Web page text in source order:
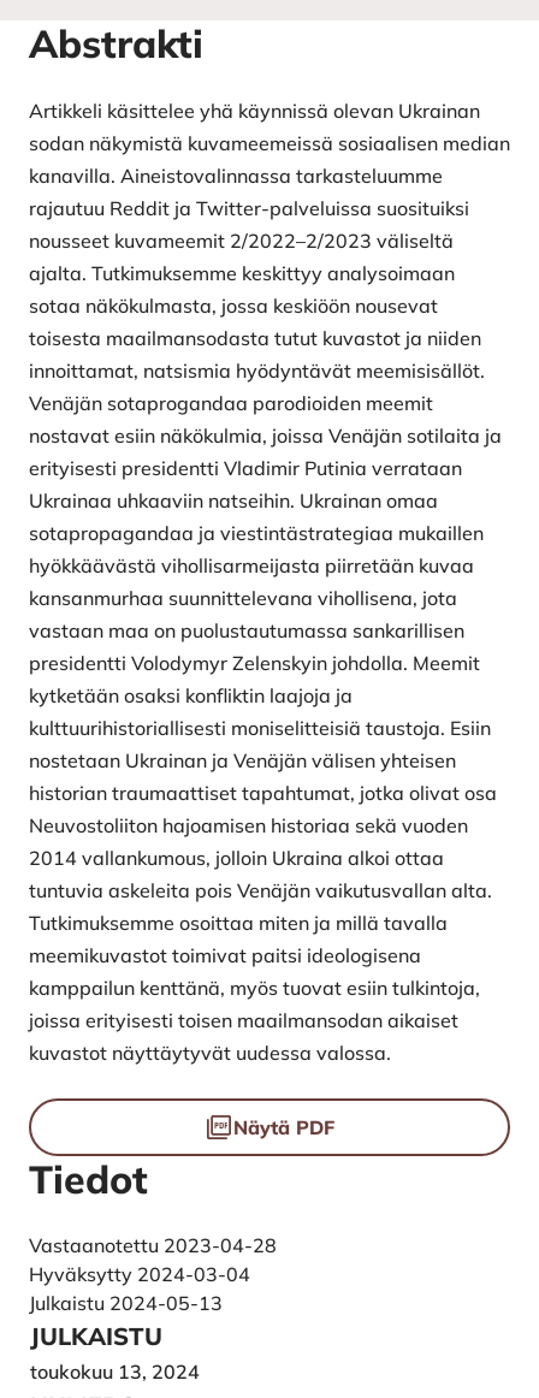
Abstrakti
Artikkeli käsittelee yhä käynnissä olevan Ukrainan
sodan näkymistä kuvameemeissä sosiaalisen median
kanavilla. Aineistovalinnassa tarkasteluumme
rajautuu Reddit ja Twitter-palveluissa suosituiksi
nousseet kuvameemit 2/2022–2/2023 väliseltä
ajalta. Tutkimuksemme keskittyy analysoimaan
sotaa näkökulmasta, jossa keskiöön nousevat
toisesta maailmansodasta tutut kuvastot ja niiden
innoittamat, natsismia hyödyntävät meemisisällöt.
Venäjän sotaprogandaa parodioiden meemit
nostavat esiin näkökulmia, joissa Venäjän sotilaita ja
erityisesti presidentti Vladimir Putinia verrataan
Ukrainaa uhkaaviin natseihin. Ukrainan omaa
sotapropagandaa ja viestintästrategiaa mukaillen
hyökkäävästä vihollisarmeijasta piirretään kuvaa
kansanmurhaa suunnittelevana vihollisena, jota
vastaan maa on puolustautumassa sankarillisen
presidentti Volodymyr Zelenskyin johdolla. Meemit
kytketään osaksi konfliktin laajoja ja
kulttuurihistoriallisesti moniselitteisiä taustoja. Esiin
nostetaan Ukrainan ja Venäjän välisen yhteisen
historian traumaattiset tapahtumat, jotka olivat osa
Neuvostoliiton hajoamisen historiaa sekä vuoden
2014 vallankumous, jolloin Ukraina alkoi ottaa
tuntuvia askeleita pois Venäjän vaikutusvallan alta.
Tutkimuksemme osoittaa miten ja millä tavalla
meemikuvastot toimivat paitsi ideologisena
kamppailun kenttänä, myös tuovat esiin tulkintoja,
joissa erityisesti toisen maailmansodan aikaiset
kuvastot näyttäytyvät uudessa valossa.
Tiedostot
Näytä PDF
Tiedot
Vastaanotettu 2023-04-28
Hyväksytty 2024-03-04
Julkaistu 2024-05-13
JULKAISTU
toukokuu 13, 2024